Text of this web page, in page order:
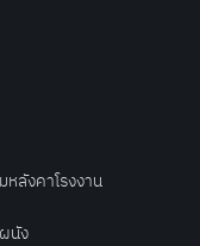
ลังคาโรงงาน
นัง